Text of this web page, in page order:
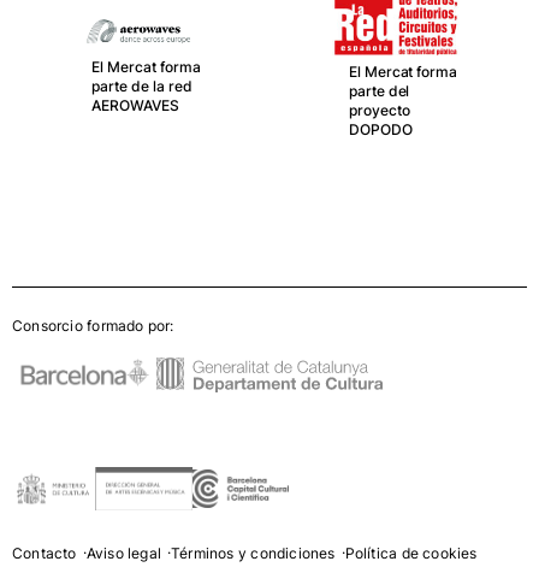
El Mercat forma
parte de la red
AEROWAVES
El Mercat forma
parte del
proyecto
DOPODO
Consorcio formado por:
Contacto Aviso legal Términos y condiciones Política de cookies